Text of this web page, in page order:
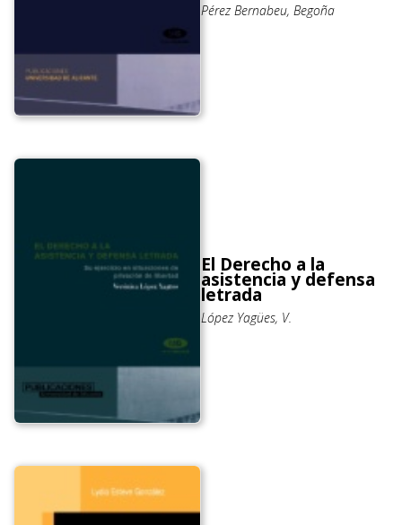
Pérez Bernabeu, Begoña
El Derecho a la
asistencia y defensa
letrada
López Yagües, V.